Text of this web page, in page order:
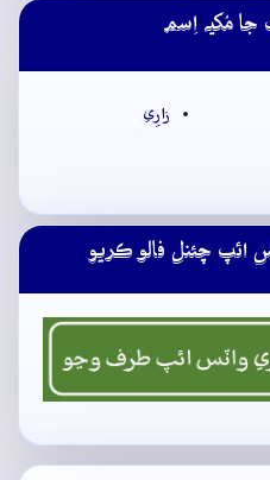
مُکيہ اِسم
زارِي
ائپ چئنل فالو ڪريو